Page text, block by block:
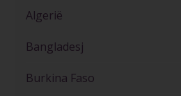
Algerië
Bangladesj
Burkina Faso